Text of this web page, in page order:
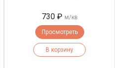
730 ₽ м/кв
Просмотреть
В корзину